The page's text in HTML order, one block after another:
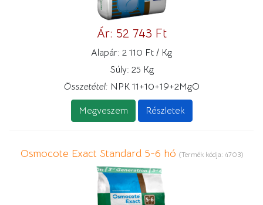
Ár: 52 743 Ft
Alapár: 2 110 Ft / Kg
Súly: 25 Kg
Összetétel: NPK 11+10+19+2MgO
Megveszem Részletek
Osmocote Exact Standard 5-6 hó (Termék kódja: 4703)